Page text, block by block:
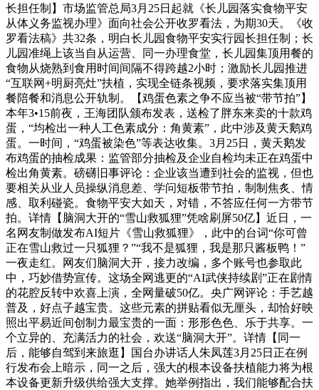
长担任制】市场监管总局3月25日起就《长儿园落实食物平安
从体义务监视办理》面向社会公开收罗看法，为期30天。《收
罗看法稿》共32条，明白长儿园食物平安实行园长担任制；长
儿园准绳上该当自从运营、同一办理食堂，长儿园集顶用餐的
食物从烧熟到食用时间间隔不得跨越2小时；激励长儿园推进
“互联网+明厨亮灶”扶植，实现全链条视频，要求落实集顶用
餐陪餐和消息公开轨制。【鸡蛋色素之争不应当被“带节拍”】
本年3•15前夜，王海团队颁布发表，送检了胖东来卖的十款鸡
蛋，“均检出一种人工色素成分：角黄素”，此中涉及黄天鹅鸡
蛋。一时间，“鸡蛋被染色”等表达收集。3月25日，黄天鹅发
布鸡蛋的抽检成果：监管部分抽检及企业自检均未正在鸡蛋中
检出角黄素。磅礴旧事评论：企业该当遭到社会的监视，但也
要相关从业人员操纵消息差、学问短板带节拍，制制焦炙、情
感、取利碰瓷。食物平安大如天，对错，不答应任何一方带节
拍。详情【脑洞大开的“雪山救狐狸”凭啥刷屏50亿】近日，一
名网友制做发布AI短片《雪山救狐狸》，此中的台词“你可曾
正在雪山救过一只狐狸？”“我不是狐狸，我是那只酱板鸭！”
一夜走红。网友们脑洞大开，接力改编，多个账号也参取此
中，巧妙借势宣传。这场全网逃更的“AI武侠持续剧”正在剧情
的花腔反转中欢喜上演，全网量破50亿。央广网评论：手艺越
普及，好点子越宝贵。这些元素的拼贴看似无厘头，却恰好映
照出平易近间创制力最宝贵的一面：形形色色、乐于共享。一
个立异的、充满活力的社会，欢送“脑洞大开”。详情【同一
后，能够自驾到来旅逛】国台办讲话人朱凤莲3月25日正在例
行发布会上暗示，同一之后，强大的根本设备扶植能力将为根
本设备更新升级供给强大支撑。她举例指出，我们能够配合扶